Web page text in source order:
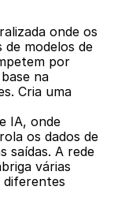
onde os
modelos de
por
na
Cria uma
IA, onde
os dados de
saídas. A rede
várias
diferentes